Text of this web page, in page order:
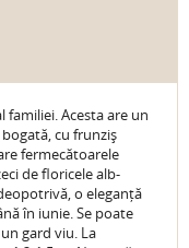
Acesta are un
cu frunziș
fermecătoarele
de floricele alb-
o eleganță
în iunie. Se poate
gard viu. La